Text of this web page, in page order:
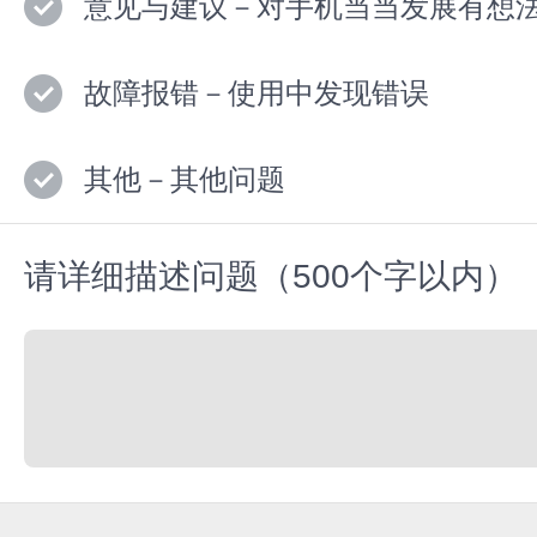
意见与建议－对手机当当发展有想
故障报错－使用中发现错误
其他－其他问题
请详细描述问题（500个字以内）